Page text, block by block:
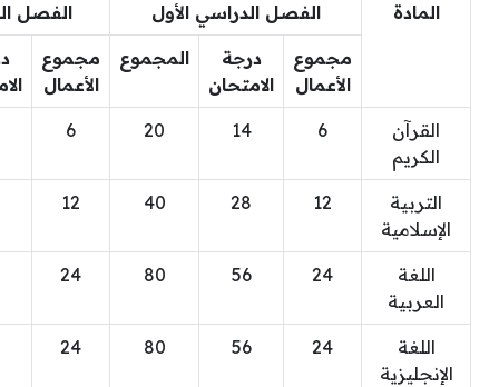
المادة الفصل الدراسي الأول الفصل
مجموع
الأعمال
درجة
الامتحان
المجموع
مجموع
الأعمال
القرآن
الكريم
6
14
20
6
التربية
الإسلامية
12
28
40
12
اللغة
العربية
24
56
80
24
اللغة
الإنجليزية
24
56
80
24